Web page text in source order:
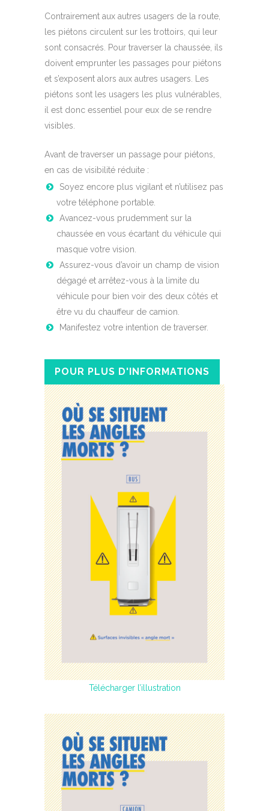
Contrairement aux autres usagers de la route,
les piétons circulent sur les trottoirs, qui leur
sont consacrés. Pour traverser la chaussée, ils
doivent emprunter les passages pour piétons
et s’exposent alors aux autres usagers. Les
piétons sont les usagers les plus vulnérables,
il est donc essentiel pour eux de se rendre
visibles.
Avant de traverser un passage pour piétons,
en cas de visibilité réduite :
Soyez encore plus vigilant et n’utilisez pas
votre téléphone portable.
Avancez-vous prudemment sur la
chaussée en vous écartant du véhicule qui
masque votre vision.
Assurez-vous d’avoir un champ de vision
dégagé et arrêtez-vous à la limite du
véhicule pour bien voir des deux côtés et
être vu du chauffeur de camion.
Manifestez votre intention de traverser.
POUR PLUS D'INFORMATIONS
Télécharger l’illustration